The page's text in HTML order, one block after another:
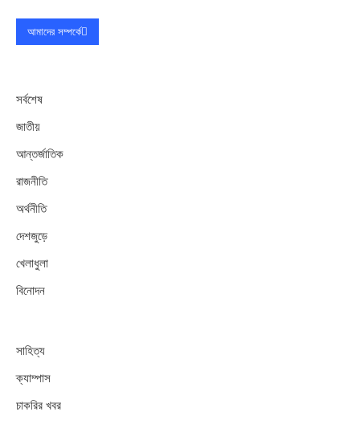
আমাদের সম্পর্কে
সর্বশেষ
জাতীয়
আন্তর্জাতিক
রাজনীতি
অর্থনীতি
দেশজুড়ে
খেলাধুলা
বিনোদন
সাহিত্য
ক্যাম্পাস
চাকরির খবর